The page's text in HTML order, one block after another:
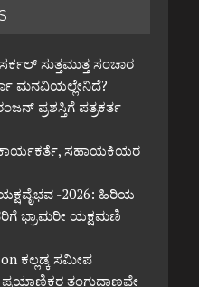
ಸುತ್ತಮುತ್ತ ಸಂಚಾರ
ಮನವಿಯಲ್ಲೇನಿದೆ?
ಪ್ರಶಸ್ತಿಗೆ ಪತ್ರಕರ್ತ
ಸಹಾಯಕಿಯರ
-2026: ಹಿರಿಯ
ಭ್ರಾಮರೀ ಯಕ್ಷಮಣಿ
ಕಲ್ಲಡ್ಕ ಸಮೀಪ
ಪ್ರಯಾಣಿಕರ ತಂಗುದಾಣವೇ